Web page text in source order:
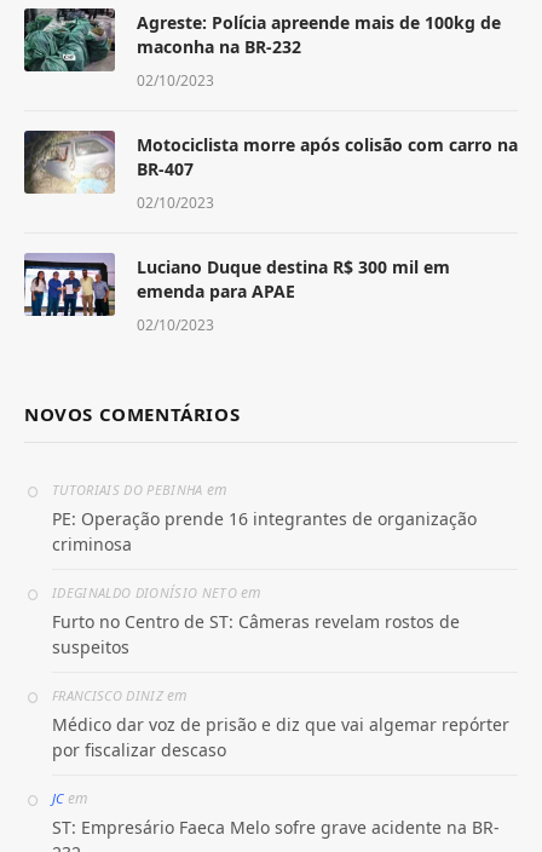
Agreste: Polícia apreende mais de 100kg de
maconha na BR-232
02/10/2023
Motociclista morre após colisão com carro na
BR-407
02/10/2023
Luciano Duque destina R$ 300 mil em
emenda para APAE
02/10/2023
NOVOS COMENTÁRIOS
TUTORIAIS DO PEBINHA em
PE: Operação prende 16 integrantes de organização
criminosa
IDEGINALDO DIONÍSIO NETOem
Furto no Centro de ST: Câmeras revelam rostos de
suspeitos
FRANCISCO DINIZem
Médico dar voz de prisão e diz que vai algemar repórter
por fiscalizar descaso
JCem
ST: Empresário Faeca Melo sofre grave acidente na BR-